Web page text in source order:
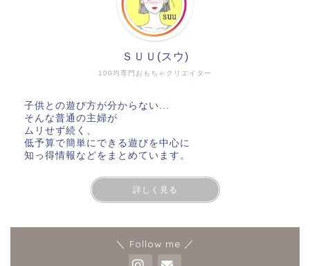
100均専門おもちゃクリエイター
ＳＵＵ(スウ)
子供との遊び方が分からない...
そんな普通の主婦が
ムリせず続く、
低予算で簡単にできる遊びを中心に
知っ得情報などをまとめています。
詳しく見る
＼ Follow me ／